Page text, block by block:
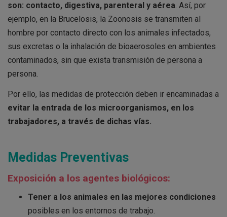
son: contacto, digestiva, parenteral y aérea. Así, por
ejemplo, en la Brucelosis, la Zoonosis se transmiten al
hombre por contacto directo con los animales infectados,
sus excretas o la inhalación de bioaerosoles en ambientes
contaminados, sin que exista transmisión de persona a
persona.
Por ello, las medidas de protección deben ir encaminadas a
evitar la entrada de los microorganismos, en los
trabajadores, a través de dichas vías.
Medidas Preventivas
Exposición a los agentes biológicos:
Tener a los animales en las mejores condiciones
posibles en los entornos de trabajo.